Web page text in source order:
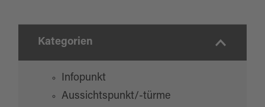
Kategorien
Infopunkt
Aussichtspunkt/-türme